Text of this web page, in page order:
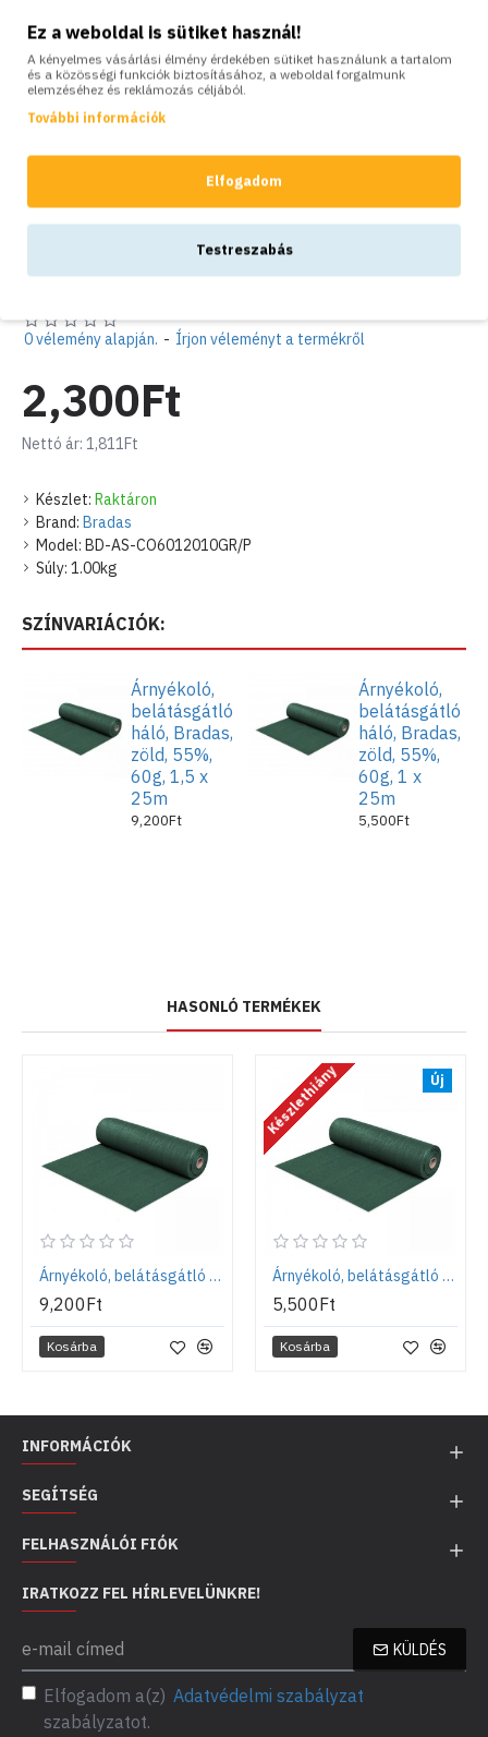
LEÍRÁS TULAJDONSÁGOK VÉLEMÉNYEK
Az árnyékoló vagy belátásgátló hálók olyan speciális
elleni védelemre. Hálós szerkezettel rendelkeznek, ami lehetővé
teszi a levegő és a víz szabad áramlását.
számára, hogy és védelmet nyújtanak a túlzott napfény és szél
túlzott napsugárzás ellen, optimális szellőzést és
hőmérsékletet biztosít és véd a kedvezőtlen időjárási
Színe: zöld
Mérete: 1,2 X 10 m
Súlya: 60 g/m2
Készlet: Raktáron
Brand: Bradas
Model: BD-AS-CO6012010GR/P
Súly: 1.00kg
0 vélemény alapján. - Írjon véleményt a termékről
2,300Ft
Nettó ár: 1,811Ft
SZÍNVARIÁCIÓK:
Árnyékoló,
belátásgátló
háló, Bradas,
zöld, 55%,
60g, 1,5 x
25m
9,200Ft
Árnyékoló,
belátásgátló
háló, Bradas,
zöld, 55%,
60g, 1 x
25m
5,500Ft
HASONLÓ TERMÉKEK
Árnyékoló, belátásgátló háló, Bradas, zöld, 55%, 60g, 1,5 x 25m
9,200Ft
Kosárba
Új
Készlethiány
Árnyékoló, belátásgátló háló, Bradas, zöld, 55%, 60g, 1 x 25m
5,500Ft
Kosárba
INFORMÁCIÓK
SEGÍTSÉG
FELHASZNÁLÓI FIÓK
IRATKOZZ FEL HÍRLEVELÜNKRE!
KÜLDÉS
Elfogadom a(z) Adatvédelmi szabályzat
szabályzatot.
Ez a weboldal is sütiket használ!
A kényelmes vásárlási élmény érdekében sütiket használunk a tartalom
és a közösségi funkciók biztosításához, a weboldal forgalmunk
elemzéséhez és reklámozás céljából.
További információk
Elfogadom
Testreszabás